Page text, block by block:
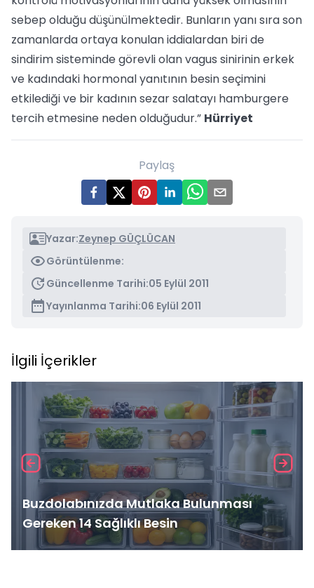
sebep olduğu düşünülmektedir. Bunların yanı sıra son
zamanlarda ortaya konulan iddialardan biri de
sindirim sisteminde görevli olan vagus sinirinin erkek
ve kadındaki hormonal yanıtının besin seçimini
etkilediği ve bir kadının sezar salatayı hamburgere
tercih etmesine neden olduğudur.” Hürriyet
Paylaş
Yazar:Zeynep GÜÇLÜCAN
Görüntülenme:
Güncellenme Tarihi:05 Eylül 2011
Yayınlanma Tarihi:06 Eylül 2011
İlgili İçerikler
Buzdolabınızda Mutlaka Bulunması
Gereken 14 Sağlıklı Besin